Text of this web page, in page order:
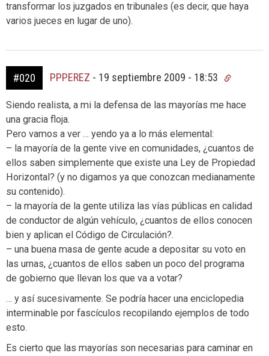
transformar los juzgados en tribunales (es decir, que haya
varios jueces en lugar de uno).
#020 PPPEREZ - 19 septiembre 2009 - 18:53
Siendo realista, a mi la defensa de las mayorías me hace
una gracia floja.
Pero vamos a ver … yendo ya a lo más elemental:
– la mayoría de la gente vive en comunidades, ¿cuantos de
ellos saben simplemente que existe una Ley de Propiedad
Horizontal? (y no digamos ya que conozcan medianamente
su contenido).
– la mayoría de la gente utiliza las vías públicas en calidad
de conductor de algún vehículo, ¿cuantos de ellos conocen
bien y aplican el Código de Circulación?.
– una buena masa de gente acude a depositar su voto en
las urnas, ¿cuantos de ellos saben un poco del programa
de gobierno que llevan los que va a votar?
… y así sucesivamente. Se podría hacer una enciclopedia
interminable por fascículos recopilando ejemplos de todo
esto.
Es cierto que las mayorías son necesarias para caminar en